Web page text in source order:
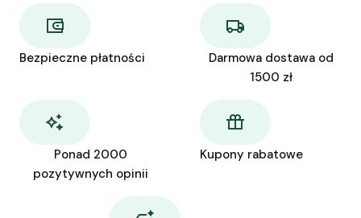
Bezpieczne płatności
Darmowa dostawa od
1500 zł
Ponad 2000
pozytywnych opinii
Kupony rabatowe